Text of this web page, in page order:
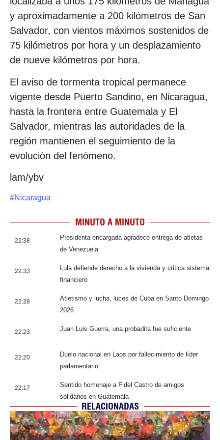
y aproximadamente a 200 kilómetros de San
Salvador, con vientos máximos sostenidos de
75 kilómetros por hora y un desplazamiento
de nueve kilómetros por hora.
El aviso de tormenta tropical permanece
vigente desde Puerto Sandino, en Nicaragua,
hasta la frontera entre Guatemala y El
Salvador, mientras las autoridades de la
región mantienen el seguimiento de la
evolución del fenómeno.
lam/ybv
#Nicaragua
MINUTO A MINUTO
22:38
Presidenta encargada agradece entrega de atletas
de Venezuela
22:33
Lula defiende derecho a la vivienda y critica sistema
financiero
22:28
Atletismo y lucha, luces de Cuba en Santo Domingo
2026
22:23 Juan Luis Guerra, una probadita fue suficiente
22:20
Duelo nacional en Laos por fallecimiento de líder
parlamentario
22:17
Sentido homenaje a Fidel Castro de amigos
solidarios en Guatemala
RELACIONADAS